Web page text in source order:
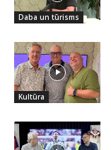
Daba un tūrisms
Kultūra